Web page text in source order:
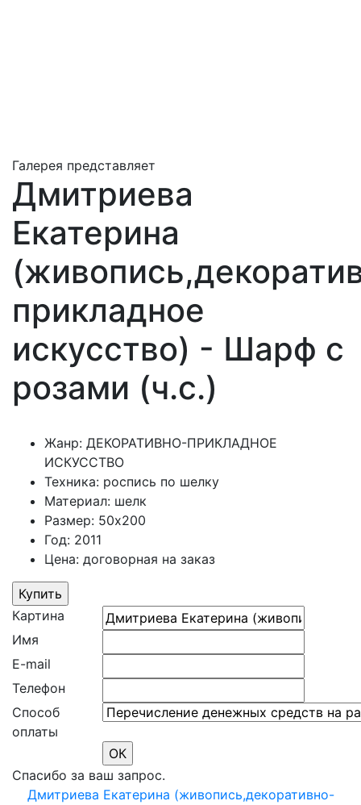
Галерея представляет
Дмитриева
Екатерина
прикладное
искусство) - Шарф с
розами (ч.с.)
Жанр: ДЕКОРАТИВНО-ПРИКЛАДНОЕ
ИСКУССТВО
Техника: роспись по шелку
Материал: шелк
Размер: 50х200
Год: 2011
Цена: договорная на заказ
Картина
Имя
E-mail
Телефон
Способ
оплаты
Спасибо за ваш запрос.
Дмитриева Екатерина (живопись,декоративно-